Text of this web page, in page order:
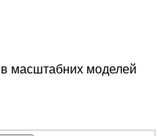
масштабних моделей